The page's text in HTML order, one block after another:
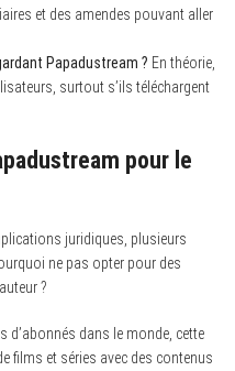
et des amendes pouvant aller
Papadustream ? En théorie,
surtout s’ils téléchargent
pour le
juridiques, plusieurs
ne pas opter pour des
?
d’abonnés dans le monde, cette
films et séries avec des contenus